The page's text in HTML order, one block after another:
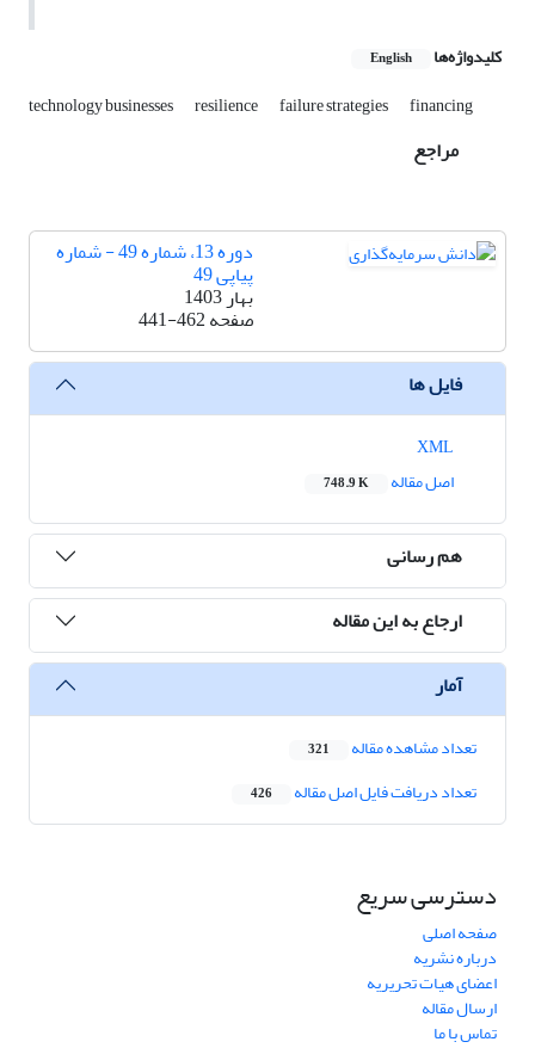
کلیدواژه‌ها English
technology businesses resilience failure strategies financing
مراجع
دوره 13، شماره 49 - شماره
پیاپی 49
بهار 1403
صفحه441-462
فایل ها
اصل مقاله
748.9 K
هم رسانی
ارجاع به این مقاله
آمار
تعداد مشاهده مقاله 321
تعداد دریافت فایل اصل مقاله 426
دسترسی سریع
صفحه اصلی
درباره نشریه
اعضای هیات تحریریه
ارسال مقاله
تماس با ما